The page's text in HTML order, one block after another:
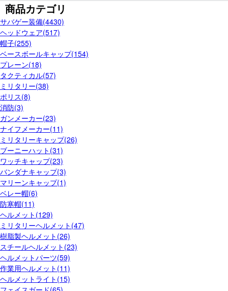
商品カテゴリ
サバゲー装備(4430)
ヘッドウェア(517)
帽子(255)
ベースボールキャップ(154)
プレーン(18)
タクティカル(57)
ミリタリー(38)
ポリス(8)
消防(3)
ガンメーカー(23)
ナイフメーカー(11)
ミリタリーキャップ(26)
ブーニーハット(31)
ワッチキャップ(23)
バンダナキャップ(3)
マリーンキャップ(1)
ベレー帽(6)
防寒帽(11)
ヘルメット(129)
ミリタリーヘルメット(47)
樹脂製ヘルメット(26)
スチールヘルメット(23)
ヘルメットパーツ(59)
作業用ヘルメット(11)
ヘルメットライト(15)